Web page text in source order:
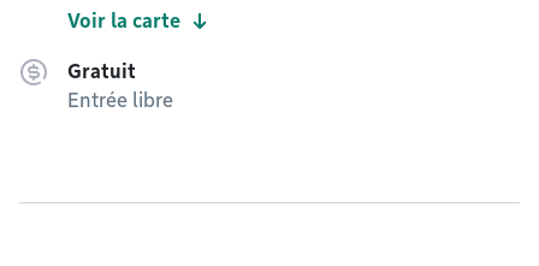
Voir la carte
Gratuit
Entrée libre